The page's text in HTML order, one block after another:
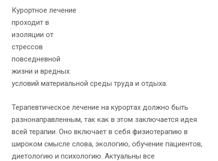
Курортное лечение
проходит в
изоляции от
стрессов
повседневной
жизни и вредных
условий материальной среды труда и отдыха.
Терапевтическое лечение на курортах должно быть
разнонаправленным, так как в этом заключается идея
всей терапии. Оно включает в себя физиотерапию в
широком смысле слова, экологию, обучение пациентов,
диетологию и психологию. Актуальны все